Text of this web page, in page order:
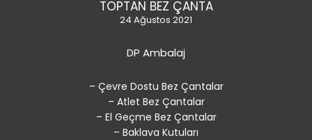
TOPTAN BEZ ÇANTA
24 Ağustos 2021
DP Ambalaj
– Çevre Dostu Bez Çantalar
– Atlet Bez Çantalar
– El Geçme Bez Çantalar
– Baklava Kutuları